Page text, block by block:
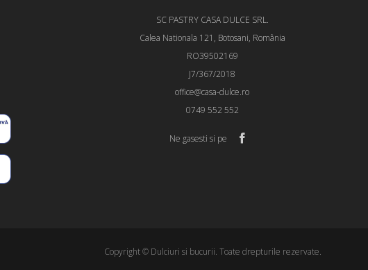
SC PASTRY CASA DULCE SRL.
Calea Nationala 121, Botosani, România
RO39502169
J7/367/2018
office@casa-dulce.ro
0749 552 552
Ne gasesti si pe
Copyright © Dulciuri si bucurii. Toate drepturile rezervate.